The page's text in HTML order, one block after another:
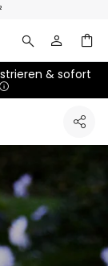
& sofort